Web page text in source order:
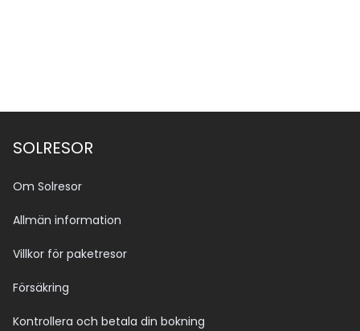
SOLRESOR
Om Solresor
Allmän information
Villkor för paketresor
Försäkring
Kontrollera och betala din bokning